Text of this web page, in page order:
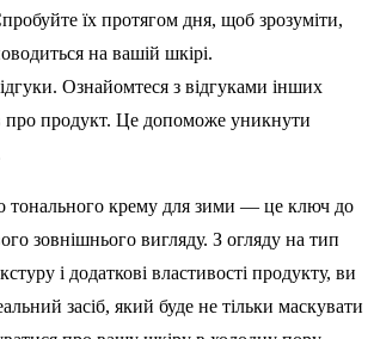
їх протягом дня, щоб зрозуміти,
на вашій шкірі.
Ознайомтеся з відгуками інших
про продукт. Це допоможе уникнути
тонального крему для зими — це ключ до
зовнішнього вигляду. З огляду на тип
і додаткові властивості продукту, ви
засіб, який буде не тільки маскувати